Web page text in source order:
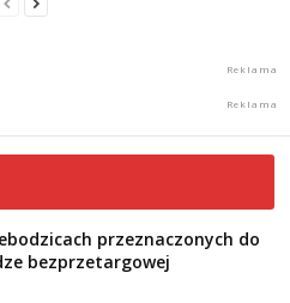
przeznaczonych do
bezprzetargowej